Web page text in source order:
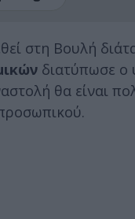
στη Βουλή
διατύπωσε ο
θα είναι